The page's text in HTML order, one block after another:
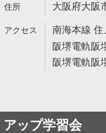
大阪府大阪
南海本線
阪堺電軌阪
阪堺電軌阪
アップ学習会